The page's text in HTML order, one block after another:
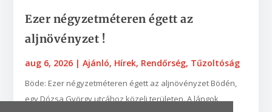
Ezer négyzetméteren égett az
aljnövényzet !
aug 6, 2026 |Ajánló, Hírek, Rendőrség, Tűzoltóság
Böde: Ezer négyzetméteren égett az aljnövényzet Bödén,
egy Dózsa György utcához közeli területen. A lángok